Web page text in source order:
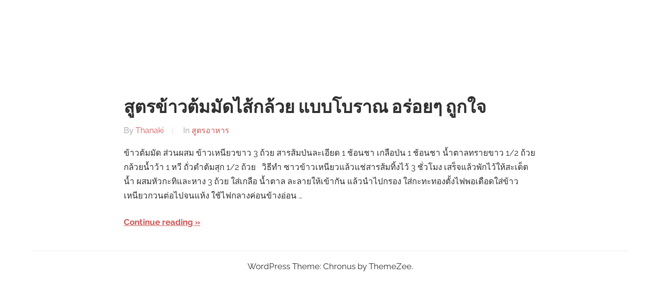
สูตรข้าวต้มมัดไส้กล้วย แบบโบราณ อร่อยๆ ถูกใจ
By Thanaki In สูตรอาหาร
ข้าวต้มมัด ส่วนผสม ข้าวเหนียวขาว 3 ถ้วย สารส้มป่นละเอียด 1 ช้อนชา เกลือป่น 1 ช้อนชา น้ำตาลทรายขาว 1/2 ถ้วย
กล้วยน้ำว้า 1 หวี ถั่วดำต้มสุก 1/2 ถ้วย วิธีทำ ซาวข้าวเหนียวแล้วแช่สารส้มทิ้งไว้ 3 ชั่วโมง เสร็จแล้วพักไว้ให้สะเด็ด
น้ำ ผสมหัวกะทิและหาง 3 ถ้วย ใส่เกลือ น้ำตาล ละลายให้เข้ากัน แล้วนำไปกรอง ใส่กะทะทองตั้งไฟพอเดือดใส่ข้าว
เหนียวกวนต่อไปจนแห้ง ใช้ไฟกลางค่อนข้างอ่อน …
Continue reading
WordPress Theme: Chronus by ThemeZee.